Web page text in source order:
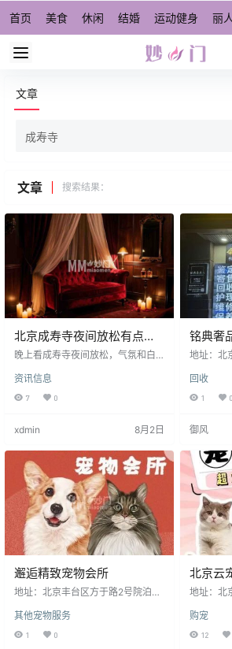
首页 美食 休闲 结婚 运动健身 丽人
文章
文章 搜索结果：
北京成寿寺夜间放松有点意
思，但先把这些事聊明白
晚上看成寿寺夜间放松，气氛和白
安静、私密、沟通别费劲，最好结
束以后也能顺利回去。北京很多地
找楼门、等电梯、临时改时间，心
间选择不少，但越是晚上越要看细
节。地址清不清楚、几点能开始、
房间是否准备好、回程是否方便，
这些都比宣传词实在。气氛可以有
一点暧昧，基础安排更要稳。要是
已经累了…
资讯信息
7 0
xdmin 8月2日
铭典奢
地址：北
9118666
至周日
高端腕表
正常估价
步实时二
定、手续
转账回款
回收
1 0
御风
邂逅精致宠物会所
地址：北京丰台区方于路2号院泊寓
电话：18610918651 客服QQ： 营
业时间：周一至周日10:00-20:00
商家印象：邂逅精致宠物会所环境
其他宠物服务
1 0
北京云
地址：北
Q： 营业
24:00 商
舍犬舍场
购宠
12